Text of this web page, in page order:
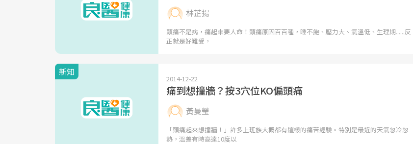
林芷揚
頭痛不是病，痛起來要人命！頭痛原因百百種，睡不飽、壓力大、氣溫低、生理期......反
正就是好難受，
新知
2014-12-22
痛到想撞牆？按3穴位KO偏頭痛
黃曼瑩
「頭痛起來想撞牆！」許多上班族大概都有這樣的痛苦經驗。特別是最近的天氣忽冷忽
熱，溫差有時高達10度以